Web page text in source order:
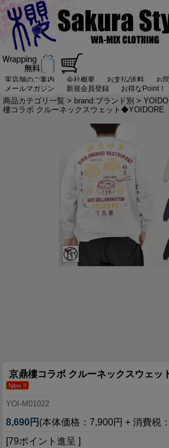
実店舗のご案内 会社概要 お支払/送料
お
メールマガジン
新規会員登録 お得なPoint！
商品カテゴリ一覧 > brand:ブランド別 >
樓コラボ クルーネックスウェット◆YOIDORE
京鼎樓コラボ クルーネックスウェッ
YOI-M01022
8,690円 (本体価格：7,900円 + 消費税
[79ポイント進呈 ]